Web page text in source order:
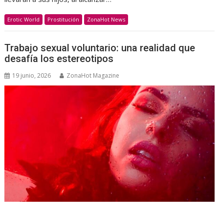
Erotic World Prostitución ZonaHot News
Trabajo sexual voluntario: una realidad que
desafía los estereotipos
19 junio, 2026 ZonaHot Magazine